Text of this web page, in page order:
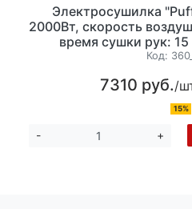
Электросушилка
2000Вт, скорость
время сушки рук: 15
воздушного потока:
Код:
7310 руб./
15%
- +